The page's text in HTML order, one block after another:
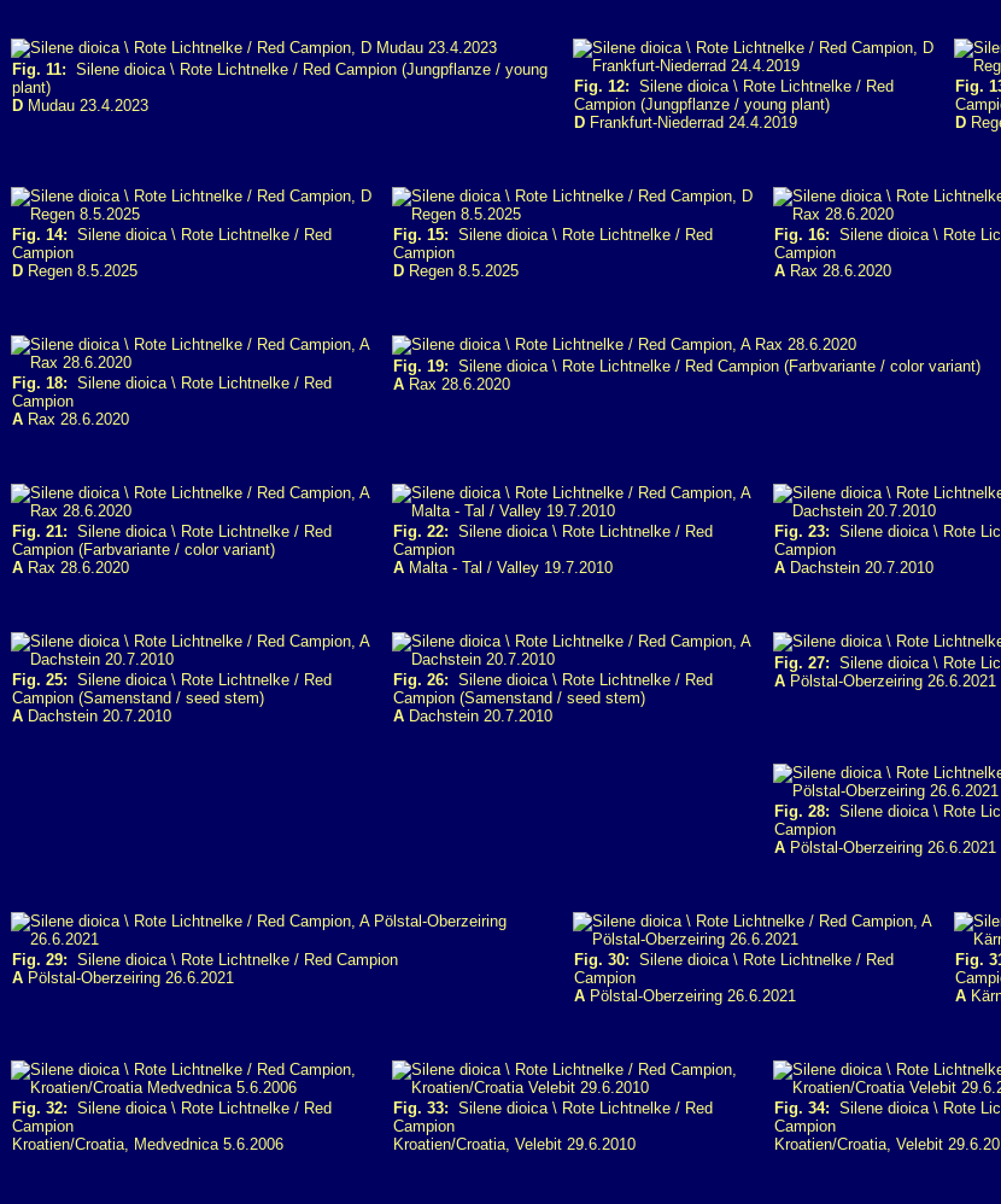
Fig. 11: Silene dioica \ Rote Lichtnelke / Red Campion (Jungpflanze / young
plant)
D Mudau 23.4.2023
Fig. 12: Silene dioica \ Rote Lichtnelke / Red
Campion (Jungpflanze / young plant)
D Frankfurt-Niederrad 24.4.2019
Fig.
D
Fig. 14: Silene dioica \ Rote Lichtnelke / Red
Campion
D Regen 8.5.2025
Fig. 15: Silene dioica \ Rote Lichtnelke / Red
Campion
D Regen 8.5.2025
Fig. 16: Silene dioica \ Rote
Campion
A Rax 28.6.2020
Fig. 18: Silene dioica \ Rote Lichtnelke / Red
Campion
A Rax 28.6.2020
Fig. 19: Silene dioica \ Rote Lichtnelke / Red Campion (Farbvariante / color variant)
A Rax 28.6.2020
Fig. 21: Silene dioica \ Rote Lichtnelke / Red
Campion (Farbvariante / color variant)
A Rax 28.6.2020
Fig. 22: Silene dioica \ Rote Lichtnelke / Red
Campion
A Malta - Tal / Valley 19.7.2010
Fig. 23: Silene dioica \ Rote
Campion
A Dachstein 20.7.2010
Fig. 25: Silene dioica \ Rote Lichtnelke / Red
Campion (Samenstand / seed stem)
A Dachstein 20.7.2010
Fig. 26: Silene dioica \ Rote Lichtnelke / Red
Campion (Samenstand / seed stem)
A Dachstein 20.7.2010
Fig. 27: Silene dioica \ Rote
A Pölstal-Oberzeiring 26.6.2021
Fig. 28: Silene dioica \ Rote
Campion
A Pölstal-Oberzeiring 26.6.2021
Fig. 29: Silene dioica \ Rote Lichtnelke / Red Campion
A Pölstal-Oberzeiring 26.6.2021
Fig. 30: Silene dioica \ Rote Lichtnelke / Red
Campion
A Pölstal-Oberzeiring 26.6.2021
Fig.
A
Fig. 32: Silene dioica \ Rote Lichtnelke / Red
Campion
Kroatien/Croatia, Medvednica 5.6.2006
Fig. 33: Silene dioica \ Rote Lichtnelke / Red
Campion
Kroatien/Croatia, Velebit 29.6.2010
Fig. 34: Silene dioica \ Rote
Campion
Kroatien/Croatia, Velebit